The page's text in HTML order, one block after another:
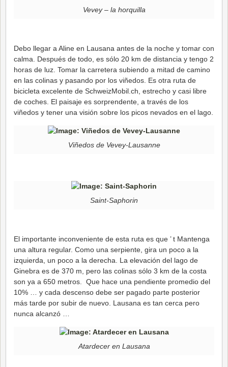
Vevey – la horquilla
Debo llegar a Aline en Lausana antes de la noche y tomar con
calma. Después de todo, es sólo 20 km de distancia y tengo 2
horas de luz. Tomar la carretera subiendo a mitad de camino
en las colinas y pasando por los viñedos. Es otra ruta de
bicicleta excelente de SchweizMobil.ch, estrecho y casi libre
de coches. El paisaje es sorprendente, a través de los
viñedos y tener una visión sobre los picos nevados en el lago.
Viñedos de Vevey-Lausanne
Saint-Saphorin
El importante inconveniente de esta ruta es que ’ t Mantenga
una altura regular. Como una serpiente, gira un poco a la
izquierda, un poco a la derecha. La elevación del lago de
Ginebra es de 370 m, pero las colinas sólo 3 km de la costa
son ya a 650 metros. Que hace una pendiente promedio del
10% … y cada descenso debe ser pagado parte posterior
más tarde por subir de nuevo. Lausana es tan cerca pero
nunca alcanzó …
Atardecer en Lausana